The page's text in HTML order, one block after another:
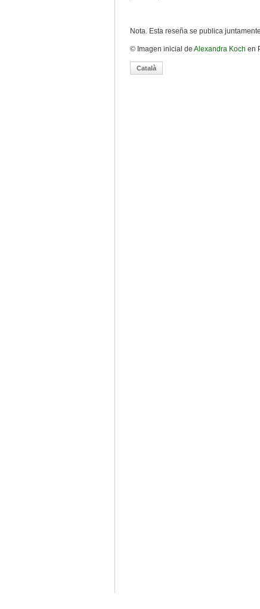
Nota. Esta reseña se publica
© Imagen inicial de Alexandra Koch en
Català